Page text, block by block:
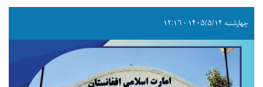
چهارشنبه ۱۴۰۵/۵/۱۴ - ۱۲:۱۶